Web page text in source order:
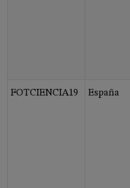
FOTCIENCIA19 España